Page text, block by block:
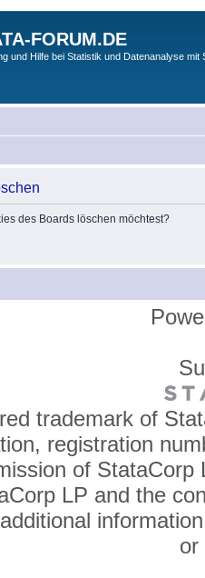
FORUM.DE
und Hilfe bei Statistik und Datenanalyse mit
des Boards löschen möchtest?
trademark of
registration
of
LP and the
or